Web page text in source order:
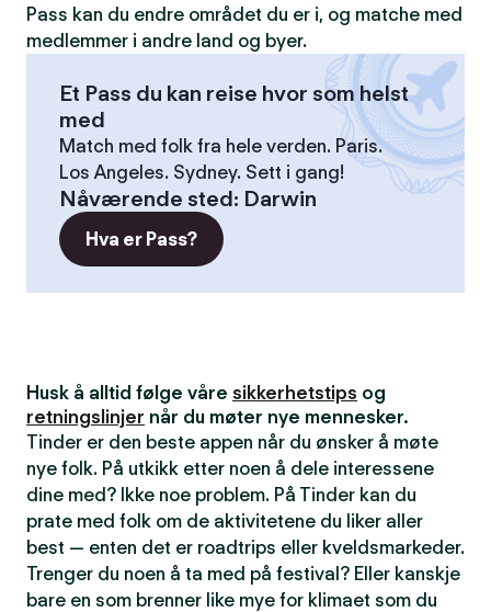
Pass kan du endre området du er i, og matche med
medlemmer i andre land og byer.
Et Pass du kan reise hvor som helst
med
Match med folk fra hele verden. Paris.
Los Angeles. Sydney. Sett i gang!
Nåværende sted: Darwin
Hva er Pass?
Husk å alltid følge våre sikkerhetstips og
retningslinjer når du møter nye mennesker.
Tinder er den beste appen når du ønsker å møte
nye folk. På utkikk etter noen å dele interessene
dine med? Ikke noe problem. På Tinder kan du
prate med folk om de aktivitetene du liker aller
best — enten det er roadtrips eller kveldsmarkeder.
Trenger du noen å ta med på festival? Eller kanskje
bare en som brenner like mye for klimaet som du